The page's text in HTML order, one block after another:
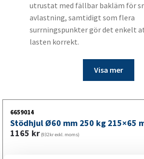
utrustat med fällbar bakläm för
avlastning, samtidigt som flera
surrningspunkter gör det enkelt
lasten korrekt.
Visa mer
6659014
Stödhjul Ø60 mm 250 kg 215×65
1165 kr (932kr exkl. moms)